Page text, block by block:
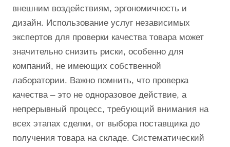
внешним воздействиям, эргономичность и
дизайн. Использование услуг независимых
экспертов для проверки качества товара может
значительно снизить риски, особенно для
компаний, не имеющих собственной
лаборатории. Важно помнить, что проверка
качества – это не одноразовое действие, а
непрерывный процесс, требующий внимания на
всех этапах сделки, от выбора поставщика до
получения товара на складе. Систематический